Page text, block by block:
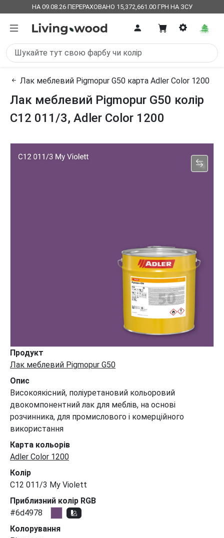
НА 09.08.26 ПЕРЕРАХОВАНО 15,372,661.00 ГРН НА ЗСУ
Лак меблевий Pigmopur G50 карта Adler Color 1200
Лак меблевий Pigmopur G50 колір
C12 011/3, Adler Color 1200
Продукт
Лак меблевий Pigmopur G50
Опис
Високоякісний, поліуретановий кольоровий
двокомпонентний лак для меблів, на основі
розчинника, для промислового і комерційного
використання
Карта кольорів
Adler Color 1200
Колір
C12 011/3 My Violett
Приблизний колір RGB
#6d4978
Колорування